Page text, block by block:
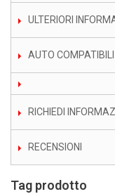
ULTERIORI
AUTO COMPATIBILI
RICHIEDI
RECENSIONI
Tag prodotto